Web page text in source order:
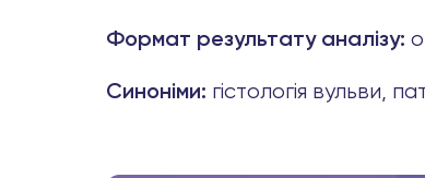
Формат результату аналізу:
Синоніми: гістологія вульви,